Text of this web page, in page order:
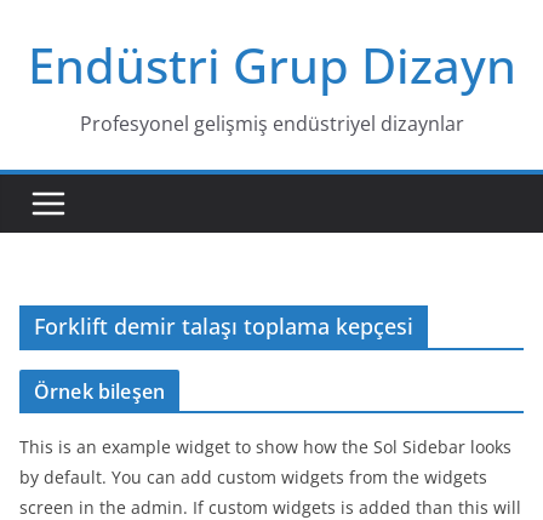
contentEndüstri Grup Dizayn
Profesyonel gelişmiş endüstriyel dizaynlar
Forklift demir talaşı toplama kepçesi
Örnek bileşen
This is an example widget to show how the Sol Sidebar looks
by default. You can add custom widgets from the widgets
screen in the admin. If custom widgets is added than this will